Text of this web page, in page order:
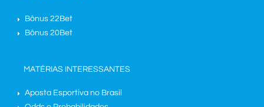
Bônus 22Bet
Bônus 20Bet
MATÉRIAS INTERESSANTES
Aposta Esportiva no Brasil